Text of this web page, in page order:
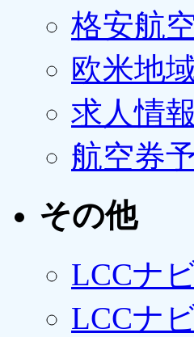
格安航
欧米地
求人情報
航空券
その他
LCCナ
LCCナ